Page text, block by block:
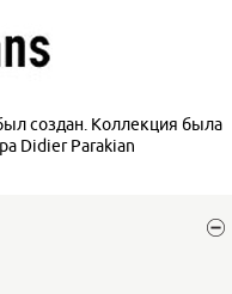
создан. Коллекция была
Didier Parakian